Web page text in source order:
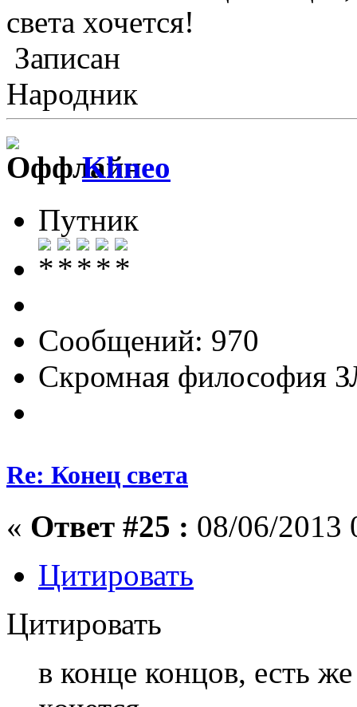
света хочется!
Записан
Народник
Khneo
Путник
Сообщений: 970
Скромная философия
Re: Конец света
« Ответ #25 : 08/06/2013
Цитировать
Цитировать
в конце концов, есть